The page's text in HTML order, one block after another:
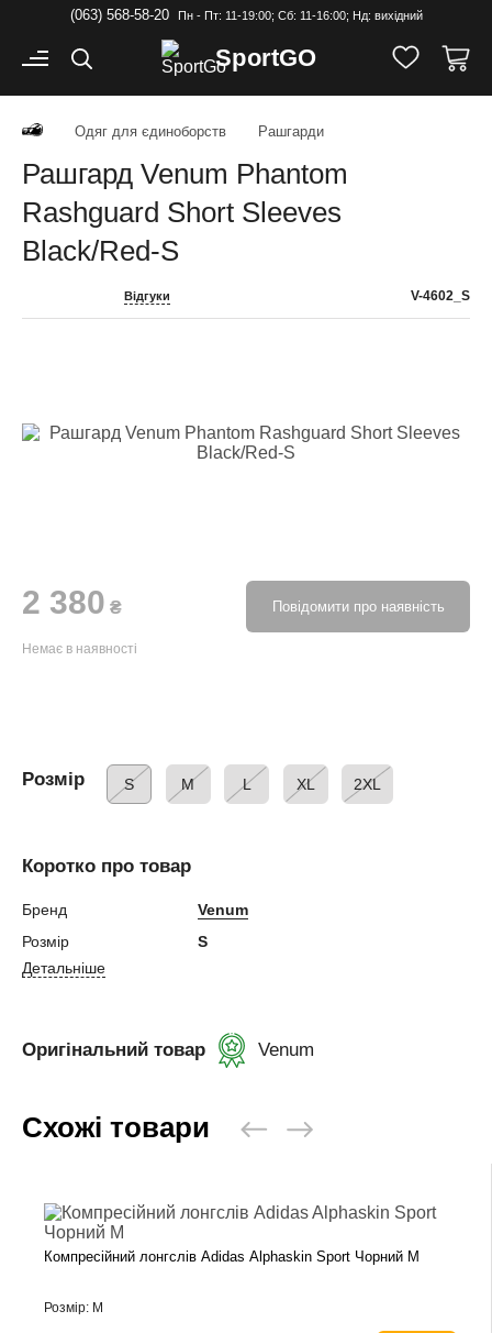
(063) 568-58-20 Пн - Пт: 11-19:00; Cб: 11-16:00; Нд: вихідний
SportGO
Одяг для єдиноборств Рашгарди
Рашгард Venum Phantom
Rashguard Short Sleeves
Black/Red-S
Відгуки V-4602_S
2 380 ₴
Немає в наявності
Повідомити про наявність
Розмір S M L XL 2XL
Коротко про товар
Бренд
Venum
Розмір
S
Детальніше
Оригінальний товар Venum
Схожі товари
Компресійний лонгслів Adidas Alphaskin Sport Чорний M
Розмір: M